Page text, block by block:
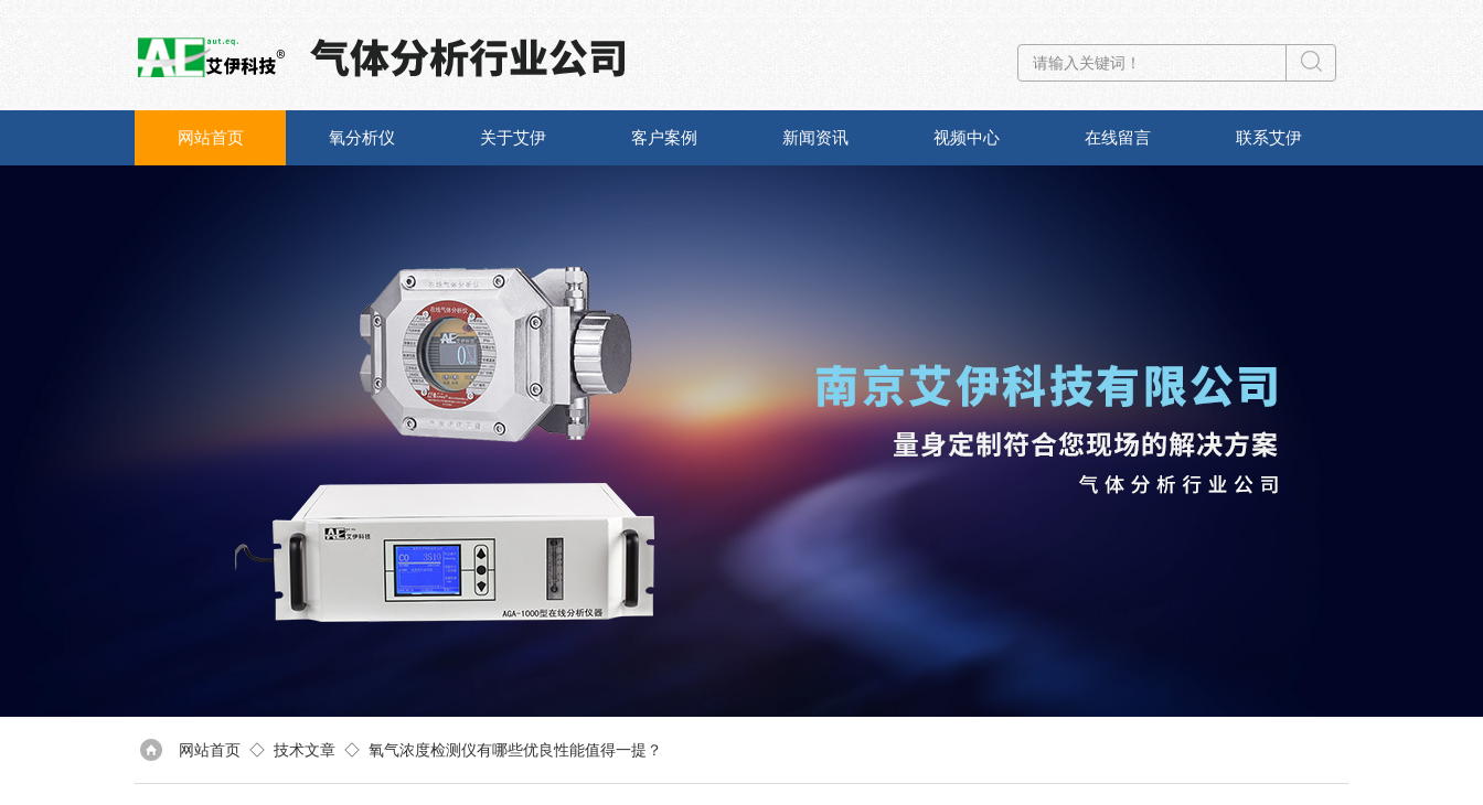
网站首页 氧分析仪 关于艾伊 客户案例 新闻资讯 视频中心 在线留言 联系艾伊
网站首页 ◇ 技术文章 ◇ 氧气浓度检测仪有哪些优良性能值得一提？